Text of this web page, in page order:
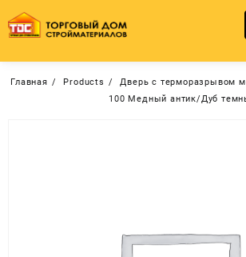
содержимому
Главная Products
Дверь с терморазрывом
100 Медный антик/Дуб